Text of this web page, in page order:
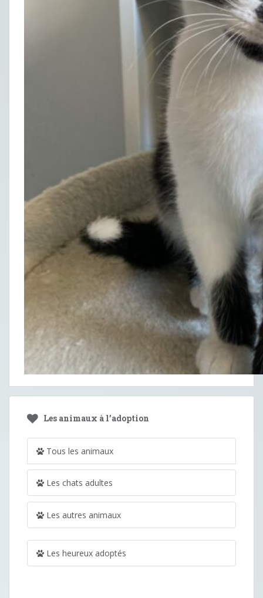
Les animaux à l’adoption
Tous les animaux
Les chats adultes
Les autres animaux
Les heureux adoptés